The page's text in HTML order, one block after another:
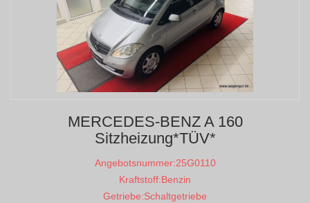
MERCEDES-BENZ A 160
Sitzheizung*TÜV*
Angebotsnummer:25G0110
Kraftstoff:Benzin
Getriebe:Schaltgetriebe